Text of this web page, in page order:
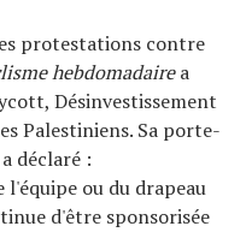
protestations contre
hebdomadairea
Désinvestissement
Palestiniens. Sa porte-
déclaré :
ou du drapeau
d'être sponsorisée